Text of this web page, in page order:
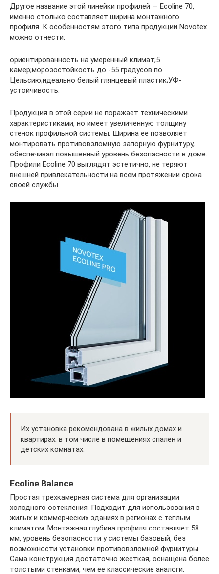
Другое название этой линейки профилей — Ecoline 70,
именно столько составляет ширина монтажного
профиля. К особенностям этого типа продукции Novotex
можно отнести:
ориентированность на умеренный климат;5
камер;морозостойкость до -55 градусов по
Цельсию;идеально белый глянцевый пластик;УФ-
устойчивость.
Продукция в этой серии не поражает техническими
характеристиками, но имеет увеличенную толщину
стенок профильной системы. Ширина ее позволяет
монтировать противовзломную запорную фурнитуру,
обеспечивая повышенный уровень безопасности в доме.
Профили Ecoline 70 выглядят эстетично, не теряют
внешней привлекательности на всем протяжении срока
своей службы.
Их установка рекомендована в жилых домах и
квартирах, в том числе в помещениях спален и
детских комнатах.
Ecoline Balance
Простая трехкамерная система для организации
холодного остекления. Подходит для использования в
жилых и коммерческих зданиях в регионах с теплым
климатом. Монтажная глубина профиля составляет 58
мм, уровень безопасности у системы базовый, без
возможности установки противовзломной фурнитуры.
Сама конструкция достаточно жесткая, оснащена более
толстыми стенками, чем ее классические аналоги.